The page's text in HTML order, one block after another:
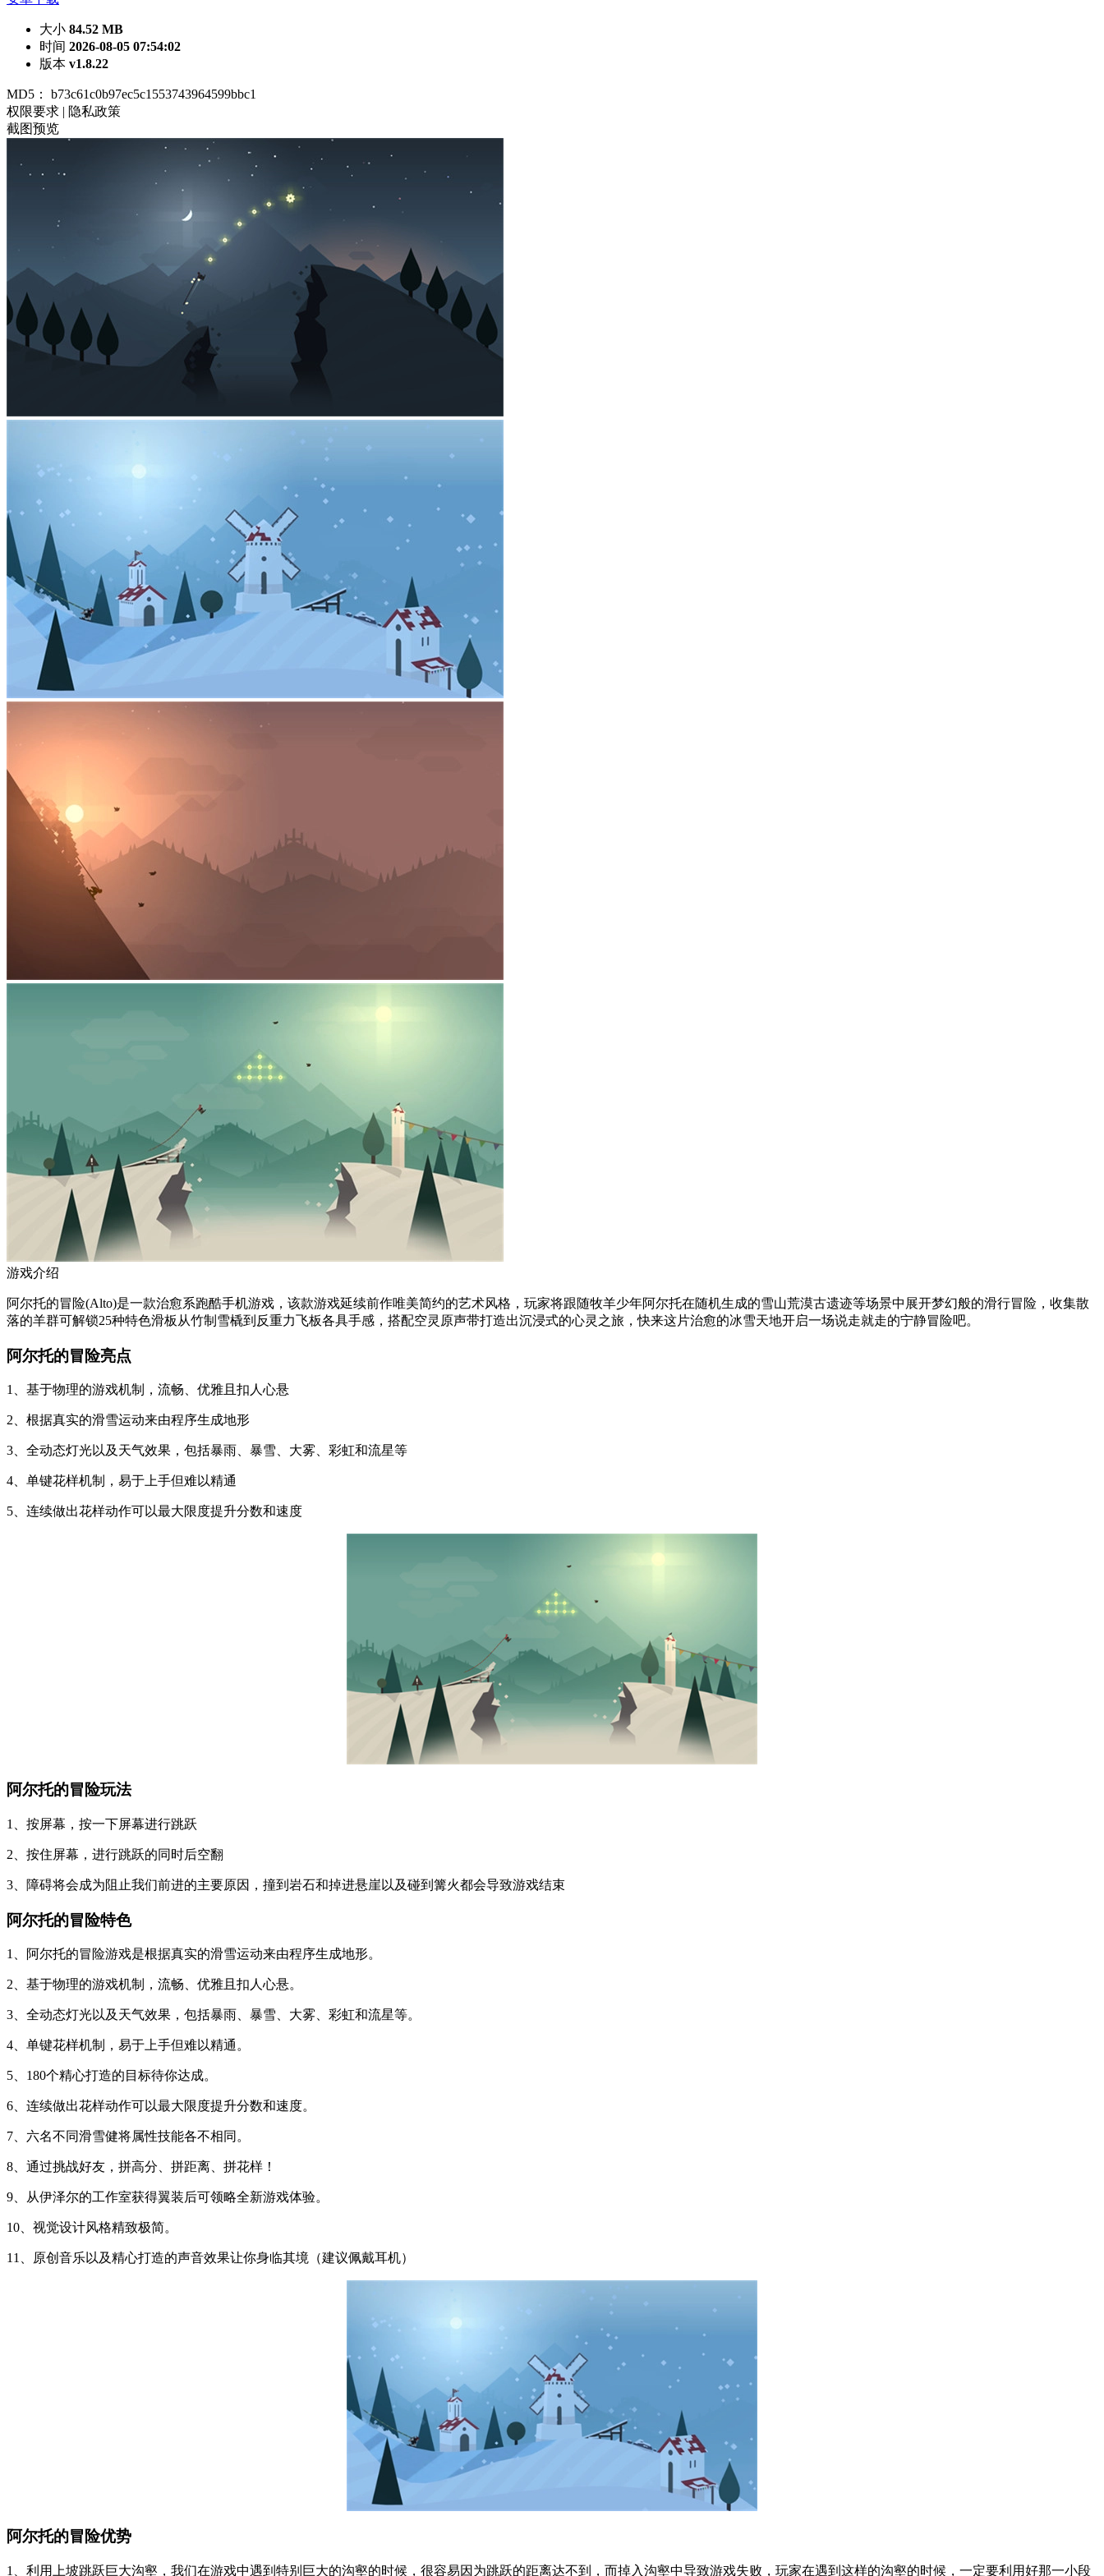
大小 84.52 MB
时间 2026-08-05 07:54:02
版本 v1.8.22
MD5： b73c61c0b97ec5c1553743964599bbc1
权限要求 | 隐私政策
截图预览
游戏介绍
阿尔托的冒险(Alto)是一款治愈系跑酷手机游戏，该款游戏延续前作唯美简约的艺术风格，玩家将跟随牧羊少年阿尔托在随机生成的雪山荒漠古遗迹等场景中展开梦幻般的滑行冒险，收集散
落的羊群可解锁25种特色滑板从竹制雪橇到反重力飞板各具手感，搭配空灵原声带打造出沉浸式的心灵之旅，快来这片治愈的冰雪天地开启一场说走就走的宁静冒险吧。
阿尔托的冒险亮点
1、基于物理的游戏机制，流畅、优雅且扣人心悬
2、根据真实的滑雪运动来由程序生成地形
3、全动态灯光以及天气效果，包括暴雨、暴雪、大雾、彩虹和流星等
4、单键花样机制，易于上手但难以精通
5、连续做出花样动作可以最大限度提升分数和速度
阿尔托的冒险玩法
1、按屏幕，按一下屏幕进行跳跃
2、按住屏幕，进行跳跃的同时后空翻
3、障碍将会成为阻止我们前进的主要原因，撞到岩石和掉进悬崖以及碰到篝火都会导致游戏结束
阿尔托的冒险特色
1、阿尔托的冒险游戏是根据真实的滑雪运动来由程序生成地形。
2、基于物理的游戏机制，流畅、优雅且扣人心悬。
3、全动态灯光以及天气效果，包括暴雨、暴雪、大雾、彩虹和流星等。
4、单键花样机制，易于上手但难以精通。
5、180个精心打造的目标待你达成。
6、连续做出花样动作可以最大限度提升分数和速度。
7、六名不同滑雪健将属性技能各不相同。
8、通过挑战好友，拼高分、拼距离、拼花样！
9、从伊泽尔的工作室获得翼装后可领略全新游戏体验。
10、视觉设计风格精致极简。
11、原创音乐以及精心打造的声音效果让你身临其境（建议佩戴耳机）
阿尔托的冒险优势
1、利用上坡跳跃巨大沟壑，我们在游戏中遇到特别巨大的沟壑的时候，很容易因为跳跃的距离达不到，而掉入沟壑中导致游戏失败，玩家在遇到这样的沟壑的时候，一定要利用好那一小段